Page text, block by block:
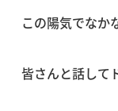
この陽気でなか
皆さんと話して